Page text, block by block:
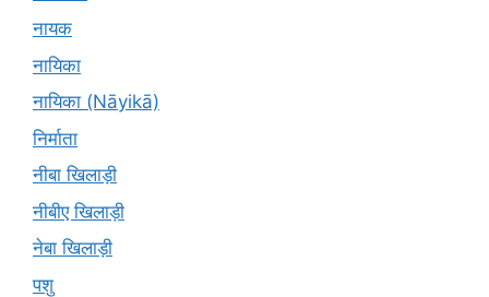
नायक
नायिका
नायिका (Nāyikā)
निर्माता
नीबा खिलाड़ी
नीबीए खिलाड़ी
नेबा खिलाड़ी
पशु